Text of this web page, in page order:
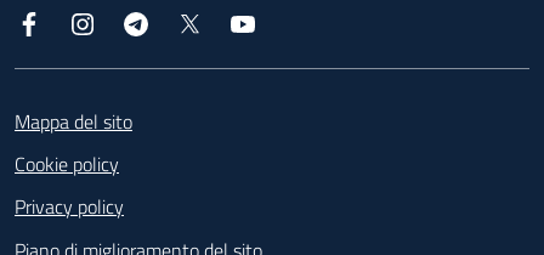
Facebook InstagramTelegram
Mappa del sito
Cookie policy
Privacy policy